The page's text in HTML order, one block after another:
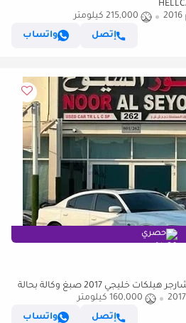
2016
215,000 كيلومتر
إتصل
واتساب
حصري
دودج تشارجر HELLCAT دودج تشارجر هيلكات خليجي 2017 صبغ وكالة بحالة
2017
160,000 كيلومتر
إتصل
واتساب